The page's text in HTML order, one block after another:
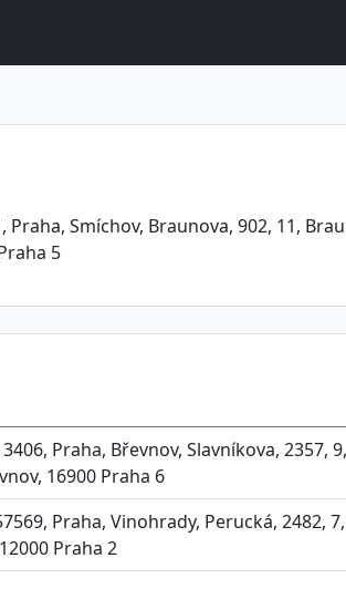
Praha, Smíchov, Braunova, 902, 11,
5
Praha, Břevnov, Slavníkova, 2357,
16900 Praha 6
Praha, Vinohrady, Perucká, 2482,
Praha 2